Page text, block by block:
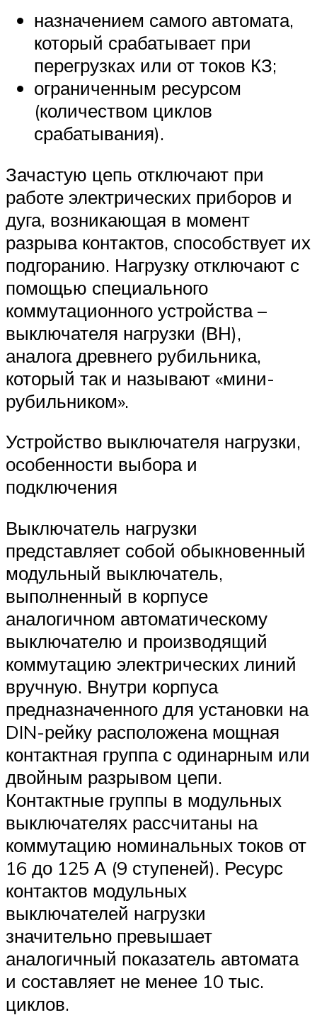
назначением самого автомата,
который срабатывает при
перегрузках или от токов КЗ;
ограниченным ресурсом
(количеством циклов
срабатывания).
Зачастую цепь отключают при
работе электрических приборов и
дуга, возникающая в момент
разрыва контактов, способствует их
подгоранию. Нагрузку отключают с
помощью специального
коммутационного устройства –
выключателя нагрузки (ВН),
аналога древнего рубильника,
который так и называют «мини-
рубильником».
Устройство выключателя нагрузки,
особенности выбора и
подключения
Выключатель нагрузки
представляет собой обыкновенный
модульный выключатель,
выполненный в корпусе
аналогичном автоматическому
выключателю и производящий
коммутацию электрических линий
вручную. Внутри корпуса
предназначенного для установки на
DIN-рейку расположена мощная
контактная группа с одинарным или
двойным разрывом цепи.
Контактные группы в модульных
выключателях рассчитаны на
коммутацию номинальных токов от
16 до 125 А (9 ступеней). Ресурс
контактов модульных
выключателей нагрузки
значительно превышает
аналогичный показатель автомата
и составляет не менее 10 тыс.
циклов.